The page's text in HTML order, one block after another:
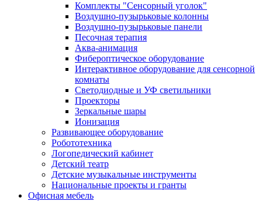
Комплекты "Сенсорный уголок"
Воздушно-пузырьковые колонны
Воздушно-пузырьковые панели
Песочная терапия
Аква-анимация
Фибероптическое оборудование
Интерактивное оборудование для сенсорной
комнаты
Светодиодные и УФ светильники
Проекторы
Зеркальные шары
Ионизация
Развивающее оборудование
Робототехника
Логопедический кабинет
Детский театр
Детские музыкальные инструменты
Национальные проекты и гранты
Офисная мебель